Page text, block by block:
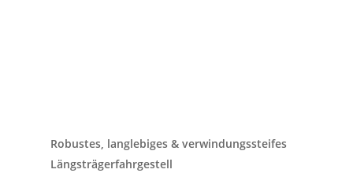
Robustes, langlebiges & verwindungssteifes
Längsträgerfahrgestell